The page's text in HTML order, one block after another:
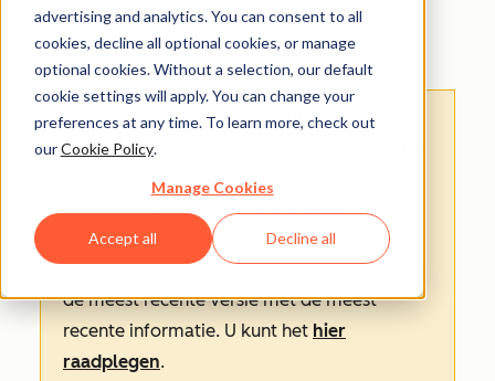
advertising and analytics. You can consent to all
cookies, decline all optional cookies, or manage
optional cookies. Without a selection, our default
cookie settings will apply. You can change your
preferences at any time. To learn more, check out
ourCookie Policy.
Manage Cookies
Accept all Decline all
Laten we beginnen
: De Nederlandse vertaling van dit
artikel is alleen bedoeld voor het gemak.
proefgelezen. Daarom moet de Engelse
versie van dit artikel worden beschouwd als
de meest recente versie met de meest
recente informatie. U kunt het hier
raadplegen.